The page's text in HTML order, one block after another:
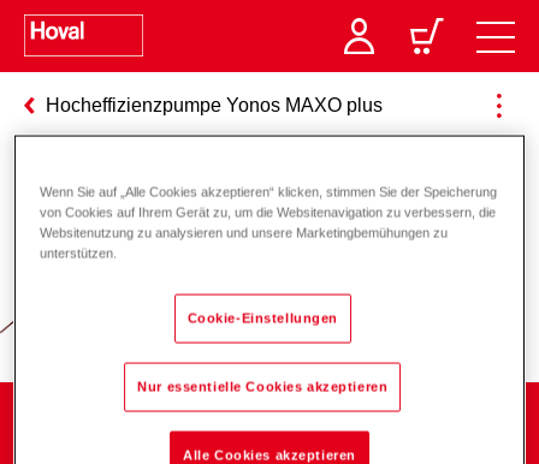
Hocheffizienzpumpe Yonos MAXO plus
Verantwortung für Energie und
Wenn Sie auf „Alle Cookies akzeptieren“ klicken, stimmen Sie der Speicherung
von Cookies auf Ihrem Gerät zu, um die Websitenavigation zu verbessern, die
Websitenutzung zu analysieren und unsere Marketingbemühungen zu
unterstützen.
Cookie-Einstellungen
Nur essentielle Cookies akzeptieren
Alle Cookies akzeptieren